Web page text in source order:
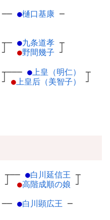
── ●樋口基康 ─
┬
┘
─ ●九条道孝 ┬
●野間幾子 ┘
┬
┘
─── ● 上皇（明仁）
┬
● 上皇后（美智子） ┘
┬
┘
── ●白川延信王 ┬
●高階成順の娘 ┘
── ●白川顕広王 ─